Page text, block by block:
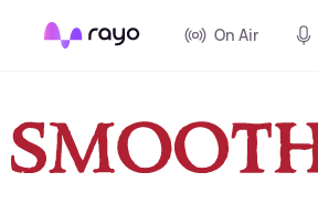
On Air